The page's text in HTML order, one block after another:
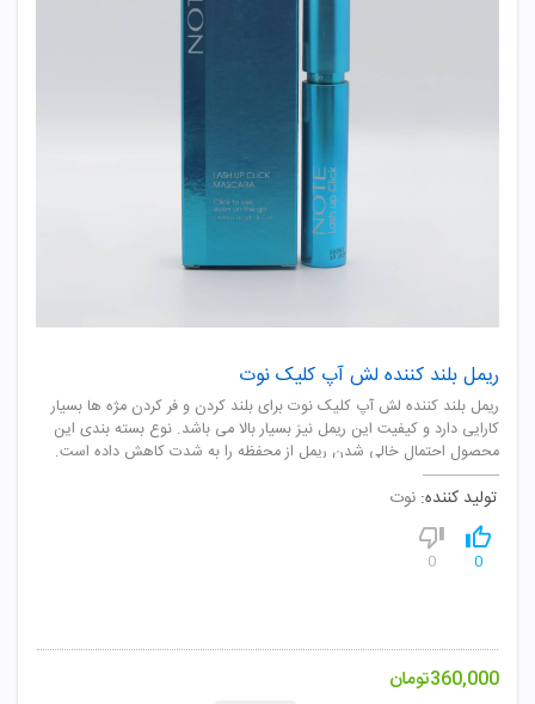
ریمل بلند کننده لش آپ کلیک نوت
ریمل بلند کننده لش آپ کلیک نوت برای بلند کردن و فر کردن مژه ها بسیار
کارایی دارد و کیفیت این ریمل نیز بسیار بالا می باشد. نوع بسته بندی این
محصول احتمال خالی شدن ریمل از محفظه را به شدت کاهش داده است.
تولید کننده: نوت
0
0
360,000تومان